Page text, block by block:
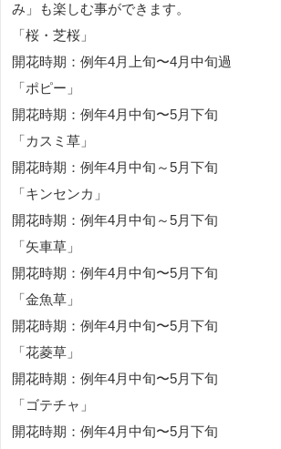
み」も楽しむ事ができます。
「桜・芝桜」
開花時期：例年4月上旬〜4月中旬過
「ポピー」
開花時期：例年4月中旬〜5月下旬
「カスミ草」
開花時期：例年4月中旬～5月下旬
「キンセンカ」
開花時期：例年4月中旬～5月下旬
「矢車草」
開花時期：例年4月中旬〜5月下旬
「金魚草」
開花時期：例年4月中旬〜5月下旬
「花菱草」
開花時期：例年4月中旬〜5月下旬
「ゴテチャ」
開花時期：例年4月中旬〜5月下旬